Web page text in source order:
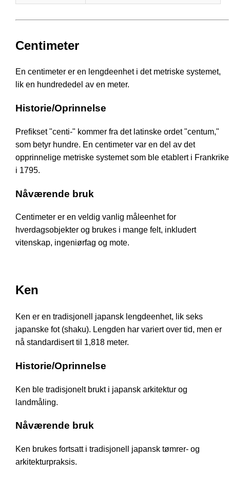
Centimeter
En centimeter er en lengdeenhet i det metriske systemet,
lik en hundrededel av en meter.
Historie/Oprinnelse
Prefikset "centi-" kommer fra det latinske ordet "centum,"
som betyr hundre. En centimeter var en del av det
opprinnelige metriske systemet som ble etablert i Frankrike
i 1795.
Nåværende bruk
Centimeter er en veldig vanlig måleenhet for
hverdagsobjekter og brukes i mange felt, inkludert
vitenskap, ingeniørfag og mote.
Ken
Ken er en tradisjonell japansk lengdeenhet, lik seks
japanske fot (shaku). Lengden har variert over tid, men er
nå standardisert til 1,818 meter.
Historie/Oprinnelse
Ken ble tradisjonelt brukt i japansk arkitektur og
landmåling.
Nåværende bruk
Ken brukes fortsatt i tradisjonell japansk tømrer- og
arkitekturpraksis.